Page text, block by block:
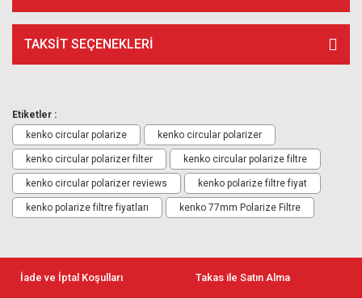
TAKSIT SEÇENEKLERI
Etiketler :
kenko circular polarize
kenko circular polarizer
kenko circular polarizer filter kenko circular polarize filtre
kenko circular polarizer reviews kenko polarize filtre fiyat
kenko polarize filtre fiyatları kenko 77mm Polarize Filtre
İade ve İptal Koşulları Takas ile Satın Alma